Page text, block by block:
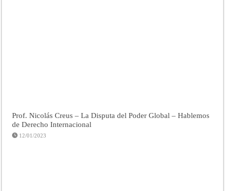
Prof. Nicolás Creus – La Disputa del Poder Global – Hablemos
de Derecho Internacional
12/01/2023